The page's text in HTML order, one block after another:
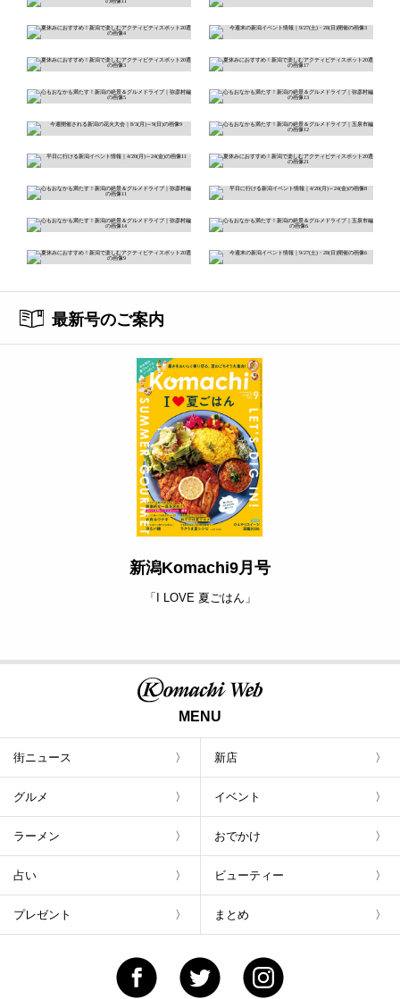
最新号のご案内
新潟Komachi9月号
「I LOVE 夏ごはん」
MENU
街ニュース 新店
グルメ イベント
ラーメン おでかけ
占い ビューティー
プレゼント まとめ